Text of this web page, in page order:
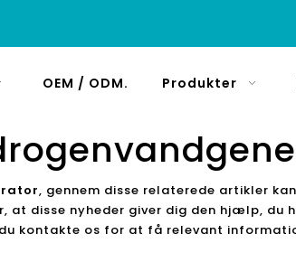
OEM / ODM. Produkter
, gennem disse relaterede artikler
at disse nyheder giver dig den hjælp, du
kontakte os for at få relevant